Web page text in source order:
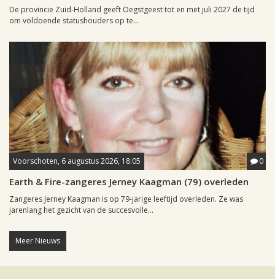
De provincie Zuid-Holland geeft Oegstgeest tot en met juli 2027 de tijd
om voldoende statushouders op te...
Voorschoten, 6 augustus 2026, 18:05 0
Earth & Fire-zangeres Jerney Kaagman (79) overleden
Zangeres Jerney Kaagman is op 79-jarige leeftijd overleden. Ze was
jarenlang het gezicht van de succesvolle...
Meer Nieuws